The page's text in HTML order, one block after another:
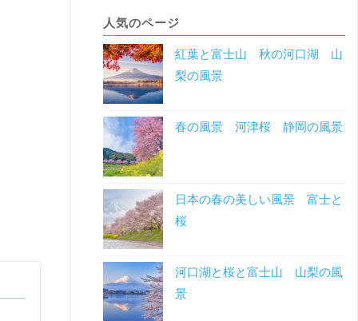
人気のページ
紅葉と富士山 秋の河口湖 山
梨の風景
春の風景 河津桜 静岡の風景
日本の春の美しい風景 富士と
桜
河口湖と桜と富士山 山梨の風
景